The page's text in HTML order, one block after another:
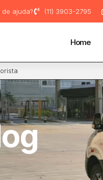
de ajuda? (11) 3903-2795
Home